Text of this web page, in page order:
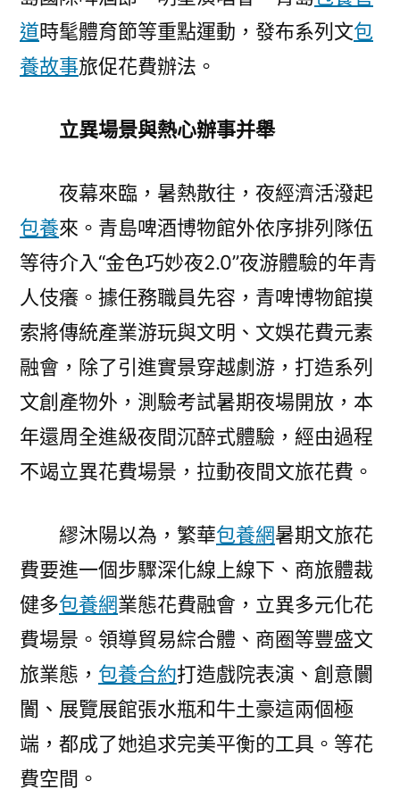
道時髦體育節等重點運動，發布系列文包
養故事旅促花費辦法。
立異場景與熱心辦事并舉
夜幕來臨，暑熱散往，夜經濟活潑起
包養來。青島啤酒博物館外依序排列隊伍
等待介入“金色巧妙夜2.0”夜游體驗的年青
人伎癢。據任務職員先容，青啤博物館摸
索將傳統產業游玩與文明、文娛花費元素
融會，除了引進實景穿越劇游，打造系列
文創產物外，測驗考試暑期夜場開放，本
年還周全進級夜間沉醉式體驗，經由過程
不竭立異花費場景，拉動夜間文旅花費。
繆沐陽以為，繁華包養網暑期文旅花
費要進一個步驟深化線上線下、商旅體裁
健多包養網業態花費融會，立異多元化花
費場景。領導貿易綜合體、商圈等豐盛文
旅業態， 包養合約打造戲院表演、創意闤
闠、展覽展館張水瓶和牛土豪這兩個極
端，都成了她追求完美平衡的工具。等花
費空間。